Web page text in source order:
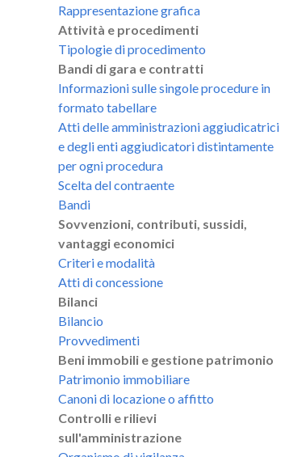
Rappresentazione grafica
Attività e procedimenti
Tipologie di procedimento
Bandi di gara e contratti
Informazioni sulle singole procedure in
formato tabellare
Atti delle amministrazioni aggiudicatrici
e degli enti aggiudicatori distintamente
per ogni procedura
Scelta del contraente
Bandi
Sovvenzioni, contributi, sussidi,
vantaggi economici
Criteri e modalità
Atti di concessione
Bilanci
Bilancio
Provvedimenti
Beni immobili e gestione patrimonio
Patrimonio immobiliare
Canoni di locazione o affitto
Controlli e rilievi
sull'amministrazione